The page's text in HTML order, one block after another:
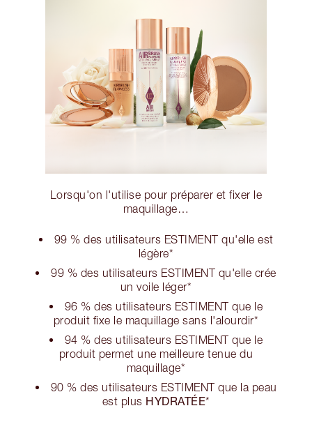
Lorsqu'on l'utilise pour préparer et fixer le
maquillage…
99 % des utilisateurs ESTIMENT qu'elle est
légère*
99 % des utilisateurs ESTIMENT qu'elle crée
un voile léger*
96 % des utilisateurs ESTIMENT que le
produit fixe le maquillage sans l'alourdir*
94 % des utilisateurs ESTIMENT que le
produit permet une meilleure tenue du
maquillage*
90 % des utilisateurs ESTIMENT que la peau
est plus HYDRATÉE*